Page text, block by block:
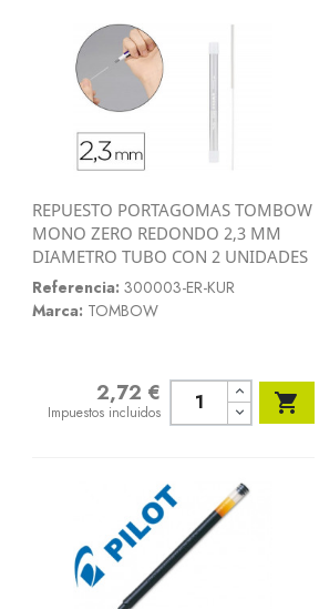
Vista rápida
REPUESTO PORTAGOMAS TOMBOW
MONO ZERO REDONDO 2,3 MM
DIAMETRO TUBO CON 2 UNIDADES
Referencia: 300003-ER-KUR
Marca: TOMBOW
2,72 €
Impuestos incluidos 